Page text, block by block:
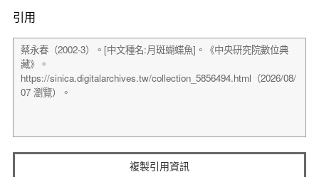
引用
複製引用資訊